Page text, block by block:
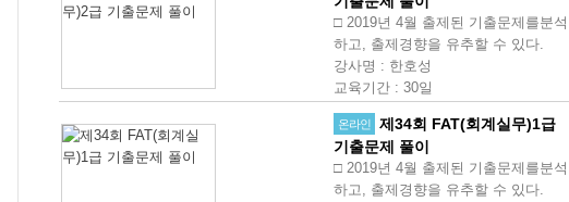
□ 2019년 4월 출제된 기출문제를분석
하고, 출제경향을 유추할 수 있다.
강사명 : 한호성
교육기간 : 30일
온라인
제34회 FAT(회계실무)1급
기출문제 풀이
□ 2019년 4월 출제된 기출문제를분석
하고, 출제경향을 유추할 수 있다.